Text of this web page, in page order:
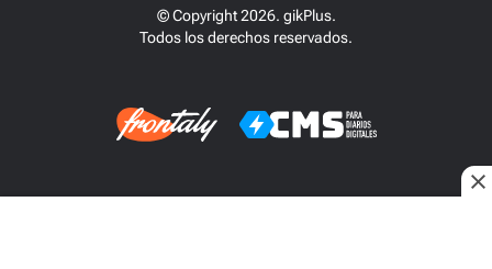
© Copyright 2026. gikPlus.
Todos los derechos reservados.